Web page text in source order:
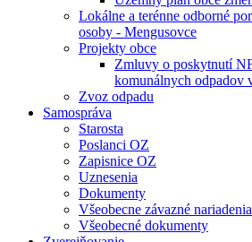
Lokálne a terénne odborné
osoby - Mengusovce
Projekty obce
Zmluvy o poskytnutí
komunálnych odpadov
Zvoz odpadu
Samospráva
Starosta
Poslanci OZ
Zapisnice OZ
Uznesenia
Dokumenty
Všeobecne závazné nariadenia
Všeobecné dokumenty